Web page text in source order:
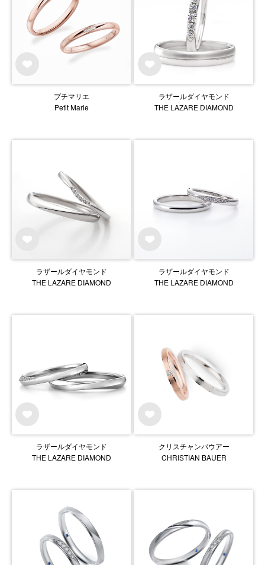
プチマリエ
Petit Marie
ラザールダイヤモンド
THE LAZARE DIAMOND
ラザールダイヤモンド
THE LAZARE DIAMOND
ラザールダイヤモンド
THE LAZARE DIAMOND
ラザールダイヤモンド
THE LAZARE DIAMOND
クリスチャンバウアー
CHRISTIAN BAUER